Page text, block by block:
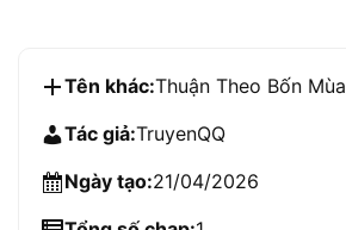
Tên khác:Thuận Theo Bốn Mùa
Tác giả:TruyenQQ
Ngày tạo:21/04/2026